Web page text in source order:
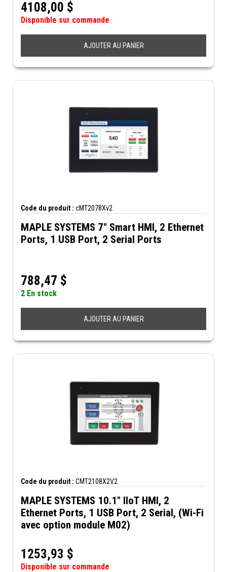
4108,00 $
Disponible sur commande
AJOUTER AU PANIER
Code du produit : cMT2078Xv2
MAPLE SYSTEMS 7" Smart HMI, 2 Ethernet
Ports, 1 USB Port, 2 Serial Ports
788,47 $
2 En stock
AJOUTER AU PANIER
Code du produit : CMT2108X2V2
MAPLE SYSTEMS 10.1" IIoT HMI, 2
Ethernet Ports, 1 USB Port, 2 Serial, (Wi-Fi
avec option module M02)
1253,93 $
Disponible sur commande